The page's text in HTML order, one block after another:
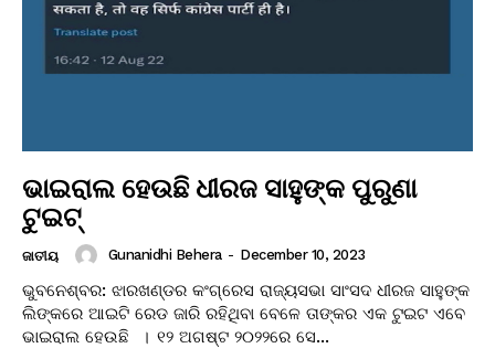
ଭାଇରାଲ ହେଉଛି ଧୀରଜ ସାହୁଙ୍କ ପୁରୁଣା
ଟୁଇଟ୍
ଜାତୀୟ Gunanidhi Behera - December 10, 2023
ଭୁବନେଶ୍ବର: ଝାରଖଣ୍ଡର କଂଗ୍ରେସ ରାଜ୍ୟସଭା ସାଂସଦ ଧୀରଜ ସାହୁଙ୍କ
ଲିଙ୍କରେ ଆଇଟି ରେଡ ଜାରି ରହିଥିବା ବେଳେ ତାଙ୍କର ଏକ ଟୁଇଟ ଏବେ
ଭାଇରାଲ ହେଉଛି । ୧୨ ଅଗଷ୍ଟ ୨୦୨୨ରେ ସେ...